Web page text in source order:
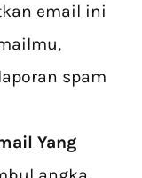
email ini
spam
Yang